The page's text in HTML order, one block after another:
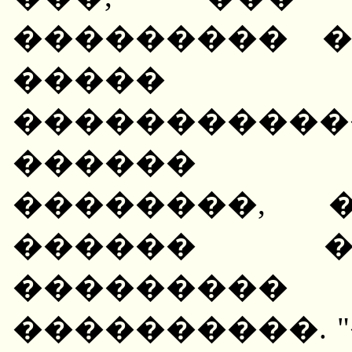
���������
�����
������
��������,
������
����������.